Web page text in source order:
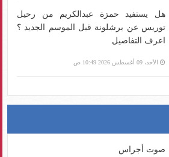
هل يستفيد حمزة عبدالكريم من رحيل
توريس عن برشلونة قبل الموسم الجديد ؟
اعرف التفاصيل
الأحد، 09 أغسطس 2026 10:49 ص
صوت أجراس